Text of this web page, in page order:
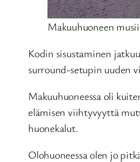
Makuuhuoneen
Kodin sisustaminen
surround-setupin uuden
Makuuhuoneessa oli
elämisen viihtyvyyttä
huonekalut.
Olohuoneessa olen jo